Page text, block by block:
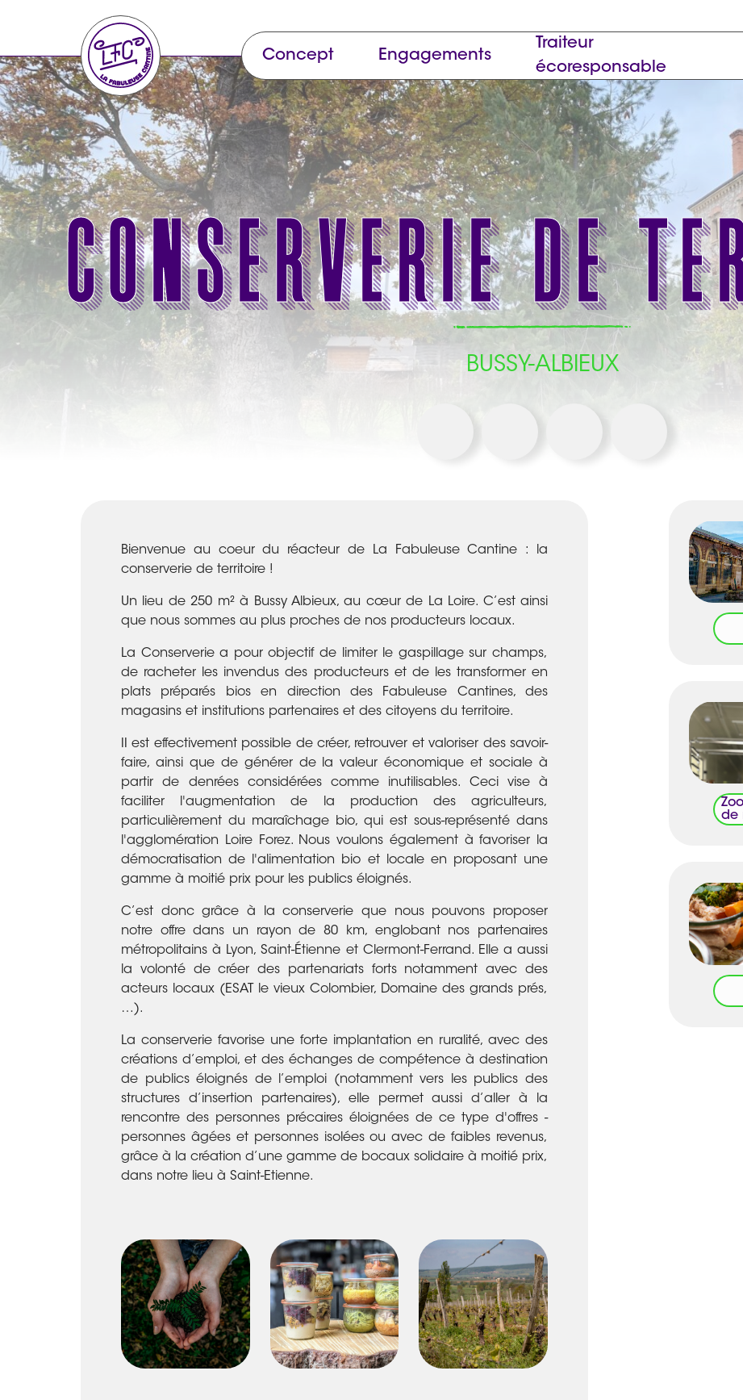
Concept Engagements
Traiteur
écoresponsable
Conserverie de
BUSSY-ALBIEUX
Bienvenue au coeur du réacteur de La Fabuleuse Cantine : la
conserverie de territoire !
Un lieu de 250 m² à Bussy Albieux, au cœur de La Loire. C’est ainsi
que nous sommes au plus proches de nos producteurs locaux.
La Conserverie a pour objectif de limiter le gaspillage sur champs,
de racheter les invendus des producteurs et de les transformer en
plats préparés bios en direction des Fabuleuse Cantines, des
magasins et institutions partenaires et des citoyens du territoire.
II est effectivement possible de créer, retrouver et valoriser des savoir-
faire, ainsi que de générer de la valeur économique et sociale à
partir de denrées considérées comme inutilisables. Ceci vise à
faciliter l'augmentation de la production des agriculteurs,
particulièrement du maraîchage bio, qui est sous-représenté dans
l'agglomération Loire Forez. Nous voulons également à favoriser la
démocratisation de l'alimentation bio et locale en proposant une
gamme à moitié prix pour les publics éloignés.
C’est donc grâce à la conserverie que nous pouvons proposer
notre offre dans un rayon de 80 km, englobant nos partenaires
métropolitains à Lyon, Saint-Étienne et Clermont-Ferrand. Elle a aussi
la volonté de créer des partenariats forts notamment avec des
acteurs locaux (ESAT le vieux Colombier, Domaine des grands prés,
…).
La conserverie favorise une forte implantation en ruralité, avec des
créations d’emploi, et des échanges de compétence à destination
de publics éloignés de l’emploi (notamment vers les publics des
structures d’insertion partenaires), elle permet aussi d’aller à la
rencontre des personnes précaires éloignées de ce type d'offres -
personnes âgées et personnes isolées ou avec de faibles revenus,
grâce à la création d’une gamme de bocaux solidaire à moitié prix,
dans notre lieu à Saint-Etienne.
de